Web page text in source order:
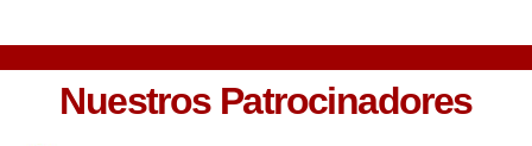
Nuestros Patrocinadores